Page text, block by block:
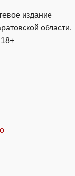
издание
области.